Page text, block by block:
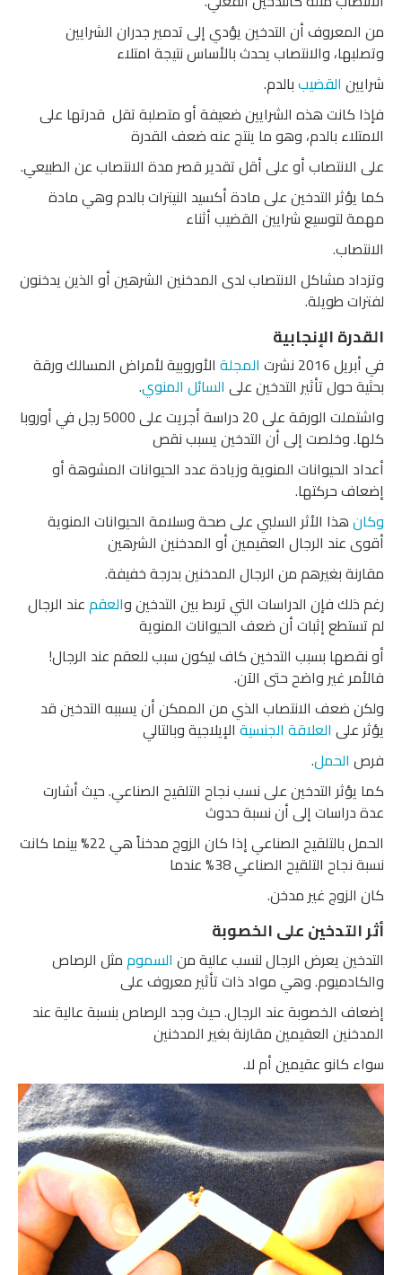
من المعروف أن التدخين يؤدي إلى تدمير جدران الشرايين
وتصلبها، والانتصاب يحدث بالأساس نتيجة امتلاء
شرايين القضيببالدم.
فإذا كانت هذه الشرايين ضعيفة أو متصلبة تقل قدرتها على
الامتلاء بالدم، وهو ما ينتج عنه ضعف القدرة
على الانتصاب أو على أقل تقدير قصر مدة الانتصاب عن الطبيعي.
كما يؤثر التدخين على مادة أكسيد النيترات بالدم وهي مادة
مهمة لتوسيع شرايين القضيب أثناء
الانتصاب.
وتزداد مشاكل الانتصاب لدى المدخنين الشرهين أو الذين يدخنون
لفترات طويلة.
القدرة الإنجابية
في أبريل 2016 نشرت المجلة الأوروبية لأمراض المسالك ورقة
بحثية حول تأثير التدخين على السائل المنوي.
واشتملت الورقة على 20 دراسة أجريت على 5000 رجل في أوروبا
كلها. وخلصت إلى أن التدخين يسبب نقص
أعداد الحيوانات المنوية وزيادة عدد الحيوانات المشوهة أو
إضعاف حركتها.
وكانهذا الأثر السلبي على صحة وسلامة الحيوانات المنوية
أقوى عند الرجال العقيمين أو المدخنين الشرهين
مقارنة بغيرهم من الرجال المدخنين بدرجة خفيفة.
رغم ذلك فإن الدراسات التي تربط بين التدخين والعقمعند الرجال
لم تستطع إثبات أن ضعف الحيوانات المنوية
أو نقصها بسبب التدخين كاف ليكون سبب للعقم عند الرجال!
فالأمر غير واضح حتى الآن.
ولكن ضعف الانتصاب الذي من الممكن أن يسببه التدخين قد
يؤثر على العلاقة الجنسيةالإيلاجية وبالتالي
فرص الحمل.
كما يؤثر التدخين على نسب نجاح التلقيح الصناعي. حيث أشارت
عدة دراسات إلى أن نسبة حدوث
الحمل بالتلقيح الصناعي إذا كان الزوج مدخناً هي 22% بينما كانت
نسبة نجاح التلقيح الصناعي 38% عندما
كان الزوج غير مدخن.
أثر التدخين على الخصوبة
التدخين يعرض الرجال لنسب عالية من السموممثل الرصاص
والكادميوم. وهي مواد ذات تأثير معروف على
إضعاف الخصوبة عند الرجال. حيث وجد الرصاص بنسبة عالية عند
المدخنين العقيمين مقارنة بغير المدخنين
سواء كانو عقيمين أم لا.